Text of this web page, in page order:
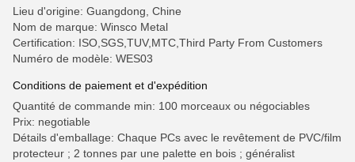
Lieu d'origine: Guangdong, Chine
Nom de marque: Winsco Metal
Certification: ISO,SGS,TUV,MTC,Third Party From Customers
Numéro de modèle: WES03
Conditions de paiement et d'expédition
Quantité de commande min: 100 morceaux ou négociables
Prix: negotiable
Détails d'emballage: Chaque PCs avec le revêtement de PVC/film
protecteur ; 2 tonnes par une palette en bois ; généralist